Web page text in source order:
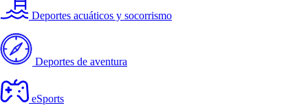
Deportes acuáticos y socorrismo
Deportes de aventura
eSports